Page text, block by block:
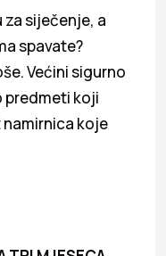
siječenje, a
spavate?
Većini sigurno
predmeti koji
koje